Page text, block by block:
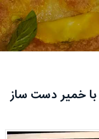
با خمیر دست ساز